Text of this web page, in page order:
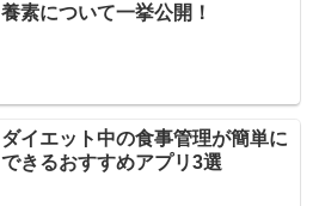
養素について一挙公開！
ダイエット中の食事管理が簡単に
できるおすすめアプリ3選